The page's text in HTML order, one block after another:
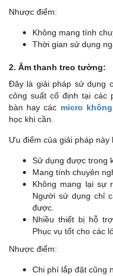
Nhược điểm:
Không mang tính
Thời gian sử dụng
2. Âm thanh treo tường:
Đây là giải pháp sử dụng
công suất cố định tại các
bàn hay các micro
học khi cần.
Ưu điểm của giải pháp này
Sử dụng được trong
Mang tính chuyên
Không mang lại sự
Người sử dụng chỉ
được.
Nhiều thiết bị hỗ
Phục vụ tốt cho các
Nhược điểm:
Chi phí lắp đặt cũng